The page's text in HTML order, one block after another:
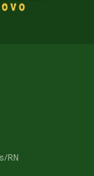
RN